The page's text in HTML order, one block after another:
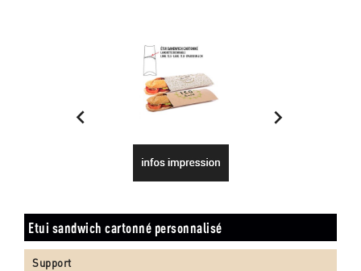
 
Etui sandwich cartonné personnalisé
Support